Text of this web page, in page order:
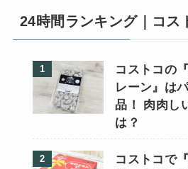
24時間ランキング｜コス
コストコの
レーン』は
品！ 肉肉し
は？
コストコで